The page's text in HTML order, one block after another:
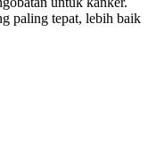
paling tepat, lebih baik